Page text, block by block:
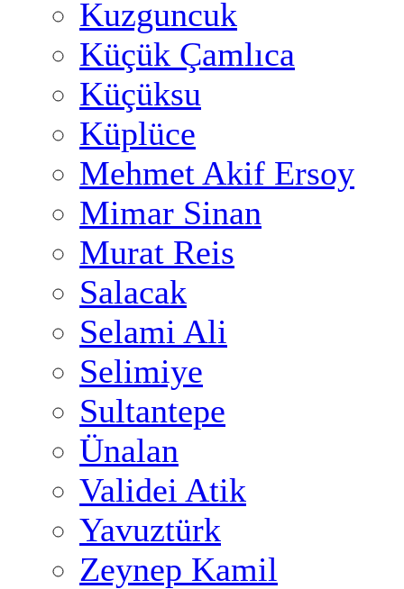
Kuzguncuk
Küçük Çamlıca
Küçüksu
Küplüce
Mehmet Akif Ersoy
Mimar Sinan
Murat Reis
Salacak
Selami Ali
Selimiye
Sultantepe
Ünalan
Validei Atik
Yavuztürk
Zeynep Kamil